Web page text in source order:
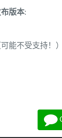
版本:
能不受支持！